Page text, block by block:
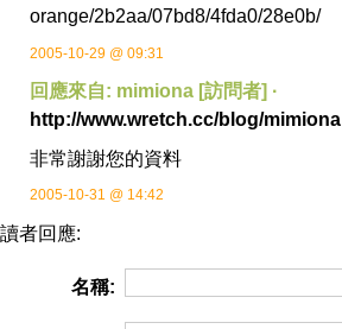
orange/2b2aa/07bd8/4fda0/28e0b/
2005-10-29 @ 09:31
回應來自: mimiona [訪問者] ·
http://www.wretch.cc/blog/mimiona
非常謝謝您的資料
2005-10-31 @ 14:42
讀者回應:
名稱: